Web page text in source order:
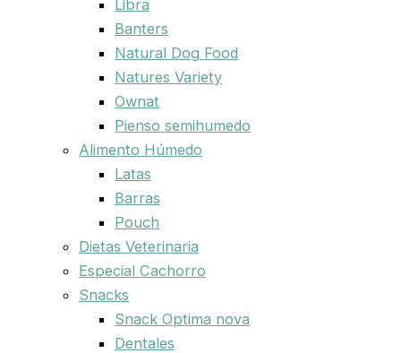
Libra
Banters
Natural Dog Food
Natures Variety
Ownat
Pienso semihumedo
Alimento Húmedo
Latas
Barras
Pouch
Dietas Veterinaria
Especial Cachorro
Snacks
Snack Optima nova
Dentales